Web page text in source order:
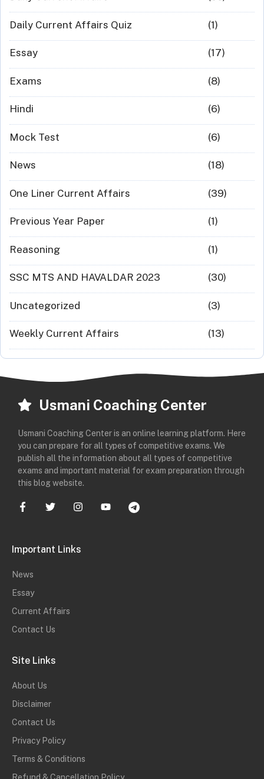
Daily Current Affairs Quiz (1)
Essay (17)
Exams (8)
Hindi (6)
Mock Test (6)
News (18)
One Liner Current Affairs (39)
Previous Year Paper (1)
Reasoning (1)
SSC MTS AND HAVALDAR 2023 (30)
Uncategorized (3)
Weekly Current Affairs (13)
Usmani Coaching Center
Usmani Coaching Center is an online learning platform. Here
you can prepare for all types of competitive exams. We
publish all the information about all types of competitive
exams and important material for exam preparation through
this blog website.
Important Links
News
Essay
Current Affairs
Contact Us
Site Links
About Us
Disclaimer
Contact Us
Privacy Policy
Terms & Conditions